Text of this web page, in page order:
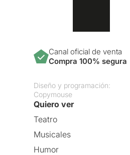
Canal oficial de venta
Compra 100% segura
Diseño y programación:
Copymouse
Quiero ver
Teatro
Musicales
Humor